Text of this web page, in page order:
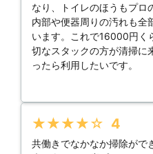
なり、トイレのほうもプロ
内部や便器周りの汚れも全
います。これで16000円く
切なスタックの方が清掃に
ったら利用したいです。
★★★★★ 4
共働きでなかなか掃除がで